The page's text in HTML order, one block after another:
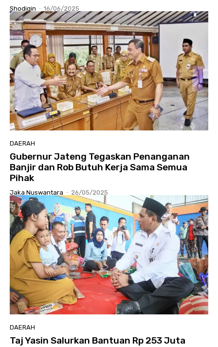
Shodiqin - 16/06/2025
DAERAH
Gubernur Jateng Tegaskan Penanganan
Banjir dan Rob Butuh Kerja Sama Semua
Pihak
Jaka Nuswantara - 26/05/2025
DAERAH
Taj Yasin Salurkan Bantuan Rp 253 Juta